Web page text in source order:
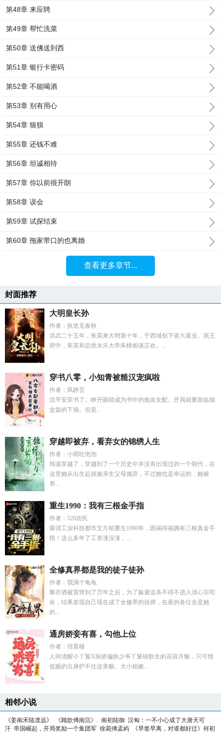
第48章 来应聘
第49章 帮忙洗菜
第50章 送佛送到西
第51章 银行卡密码
第52章 不能喝酒
第53章 别有用心
第54章 狼狈
第55章 还钱不难
第56章 坦诚相待
第57章 你以前很开朗
第58章 误会
第59章 试探结束
第60章 拖家带口的也离婚
查看更多章节...
封面推荐
大明皇长孙
作者：执笔见春秋
洪武二十五年，朱英来大明第十年，于西域创下偌大基业。燕王
府中，朱英和后世永乐大帝朱棣相谈正欢。...
穿书八零，小知青被糙汉宠疯啦
作者：风静言
沈平安穿书了。睁开眼睛成为书中的炮灰女配。开局就要面临领
盒饭的下场。但是...
穿越即被弃，看弃女的锦绣人生
作者：小雨吐泡泡
韩溪穿越了，穿越到了一个历史中并没有出现过的一个朝代，在
这里她从出生起就被亲生父母抛弃，不过她也是幸运的，她被
养...
重生1990：我有三根金手指
作者：520农民
最强工业科技都市文方柏重生1990年，因祸得福拥有三根真金手
指！这么多年了工资涨没涨，...
全修真界都是我的徒子徒孙
作者：我滴个龟龟
黎亦酒被雷劈到了万年之后，为了躲避追杀不得不进入清心宗苟
命，结果发现自己现在成了全修界的祖师，在座的各位全是她
的...
通房娇妾有喜，勾他上位
作者：绾晨槿
人间清醒小丫鬟X病娇偏执少爷丫鬟锦歌生的花容月貌，只可惜
低贱的出身护不住这美貌。大小姐嫉...
相邻小说
《姜南禾陆凛远》 《顾歆傅南沉》. 南初陆御 汉匈：一不小心成了大唐天可
汗 帝国崛起，开局奖励一个集团军 徐菀傅孟屿
《早签早离，对谁都好过》何初